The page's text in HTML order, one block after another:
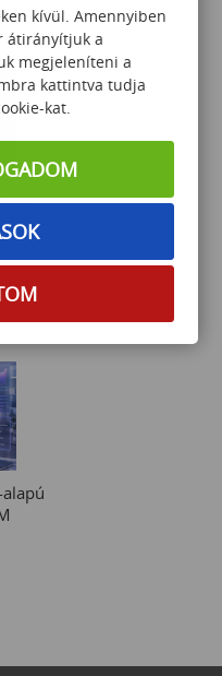
kívül. Amennyiben
átirányítjuk a
megjeleníteni a
kattintva tudja
kat.